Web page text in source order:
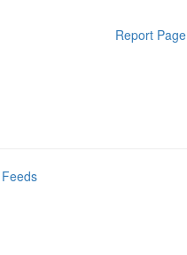
Report Page